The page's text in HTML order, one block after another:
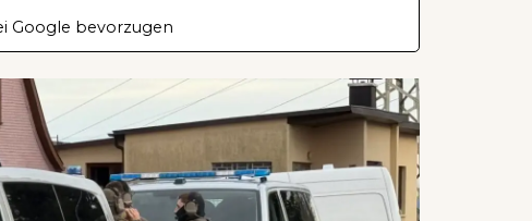
Google bevorzugen